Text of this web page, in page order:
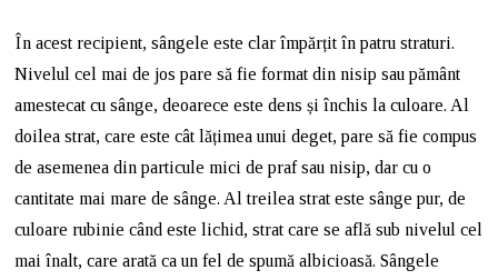
În acest recipient, sângele este clar împărțit în patru straturi.
Nivelul cel mai de jos pare să fie format din nisip sau pământ
amestecat cu sânge, deoarece este dens și închis la culoare. Al
doilea strat, care este cât lățimea unui deget, pare să fie compus
de asemenea din particule mici de praf sau nisip, dar cu o
cantitate mai mare de sânge. Al treilea strat este sânge pur, de
culoare rubinie când este lichid, strat care se află sub nivelul cel
mai înalt, care arată ca un fel de spumă albicioasă. Sângele